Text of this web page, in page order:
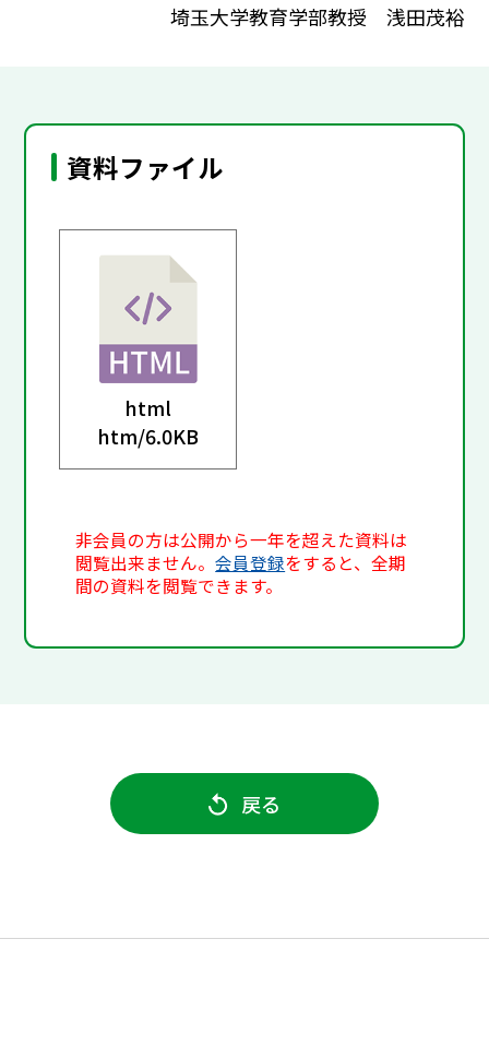
埼玉大学教育学部教授 浅田茂裕
資料ファイル
html
htm/6.0KB
非会員の方は公開から一年を超えた資料は
閲覧出来ません。会員登録をすると、全期
間の資料を閲覧できます。
戻る